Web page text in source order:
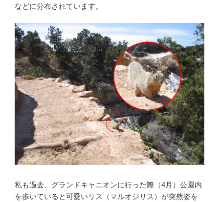
などに分布されています。
私も過去、グランドキャニオンに行った際（4月）公園内
を歩いていると可愛いリス（マルオジリス）が突然姿を